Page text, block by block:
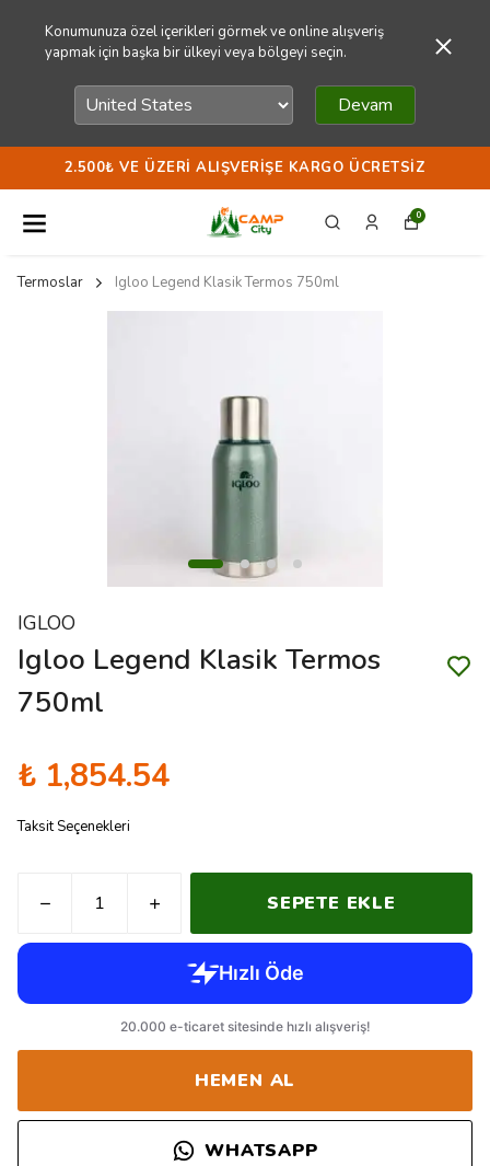
Konumunuza özel içerikleri görmek ve online alışveriş
yapmak için başka bir ülkeyi veya bölgeyi seçin.
Devam
2.500₺ VE ÜZERI ALIŞVERIŞE KARGO ÜCRETSIZ
0
Termoslar Igloo Legend Klasik Termos 750ml
IGLOO
Igloo Legend Klasik Termos
750ml
₺ 1,854.54
Taksit Seçenekleri
SEPETE EKLE
HEMEN AL
WHATSAPP